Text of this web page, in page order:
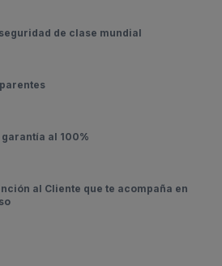
de clase mundial
al 100%
al Cliente que te acompaña en